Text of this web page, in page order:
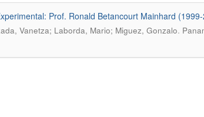
Prof. Ronald Betancourt Mainhard
Vanetza; Laborda, Mario; Miguez, Gonzalo.